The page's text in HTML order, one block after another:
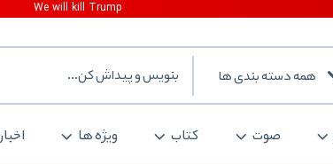
همه دسته بندی ها
صوت کتاب ویژه ها اخبار